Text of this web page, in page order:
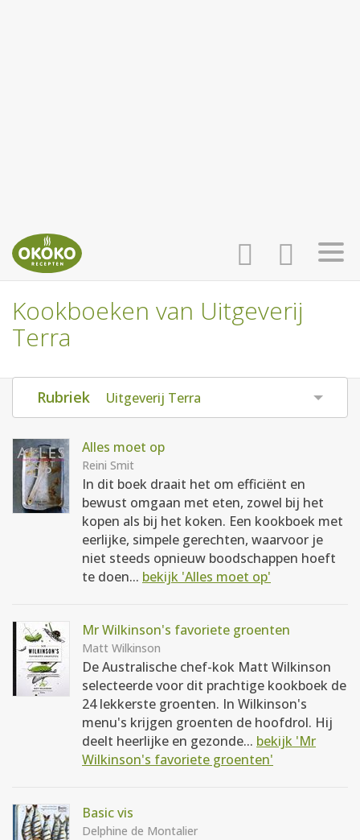
INLOGGEN
AANMELDEN
HOME
RECEPTEN
WEEKMENU'S
KOOKBOEKEN
Kookboeken van Uitgeverij
Terra
Rubriek Uitgeverij Terra
Alles moet op
Reini Smit
In dit boek draait het om efficiënt en
bewust omgaan met eten, zowel bij het
kopen als bij het koken. Een kookboek met
eerlijke, simpele gerechten, waarvoor je
niet steeds opnieuw boodschappen hoeft
te doen... bekijk 'Alles moet op'
Mr Wilkinson's favoriete groenten
Matt Wilkinson
De Australische chef-kok Matt Wilkinson
selecteerde voor dit prachtige kookboek de
24 lekkerste groenten. In Wilkinson's
menu's krijgen groenten de hoofdrol. Hij
deelt heerlijke en gezonde... bekijk 'Mr
Wilkinson's favoriete groenten'
Basic vis
Delphine de Montalier